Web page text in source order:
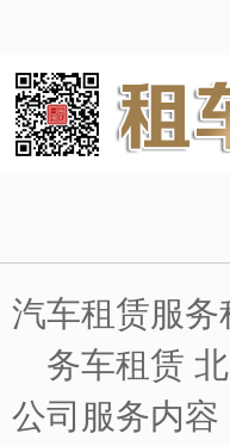
汽车租赁服
务车租赁
公司服务内